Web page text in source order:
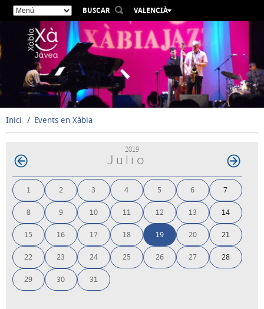
BUSCAR
VALENCIÀ
ESPAÑOL
ENGLISH
DEUTSCH
РУССКИЙ
Inici Events en Xàbia
2019
Julio
1 2 3 4 5 6 7
8 9 10 11 12 13 14
15 16 17 18 19 20 21
22 23 24 25 26 27 28
29 30 31